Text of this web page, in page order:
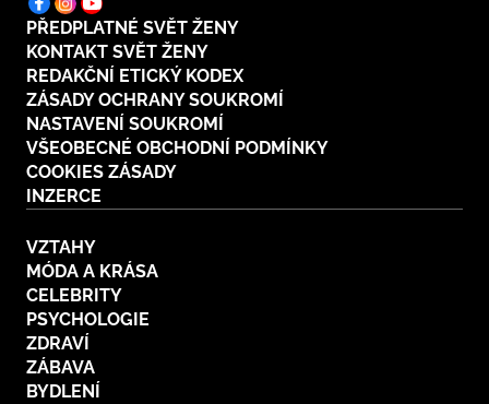
PŘEDPLATNÉ SVĚT ŽENY
KONTAKT SVĚT ŽENY
REDAKČNÍ ETICKÝ KODEX
ZÁSADY OCHRANY SOUKROMÍ
NASTAVENÍ SOUKROMÍ
VŠEOBECNÉ OBCHODNÍ PODMÍNKY
COOKIES ZÁSADY
INZERCE
VZTAHY
MÓDA A KRÁSA
CELEBRITY
PSYCHOLOGIE
ZDRAVÍ
ZÁBAVA
BYDLENÍ